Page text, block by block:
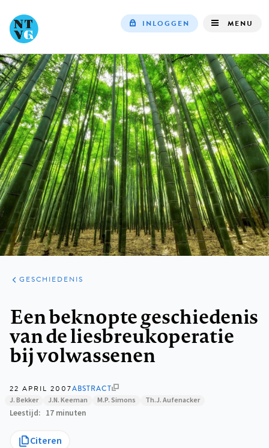
navigation
INLOGGEN MENU
ARTIKELEN
PERSPECTIEF
GESCHIEDENIS
Een beknopte geschiedenis
van de liesbreukoperatie
bij volwassenen
22 APRIL 2007ABSTRACT
J. Bekker J.N. Keeman M.P. Simons Th.J. Aufenacker
Leestijd 17 minuten
Citeren